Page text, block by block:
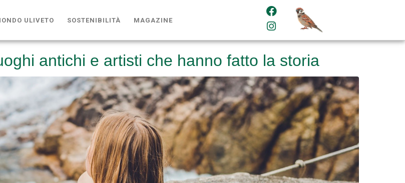
ULIVETO SOSTENIBILITÀ MAGAZINE
antichi e artisti che hanno fatto la storia